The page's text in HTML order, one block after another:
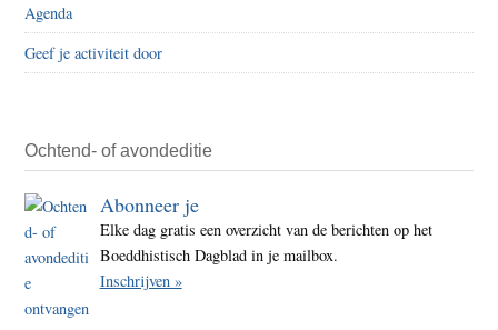
Agenda
Geef je activiteit door
Ochtend- of avondeditie
Abonneer je
Elke dag gratis een overzicht van de berichten op het
Boeddhistisch Dagblad in je mailbox.
Inschrijven »